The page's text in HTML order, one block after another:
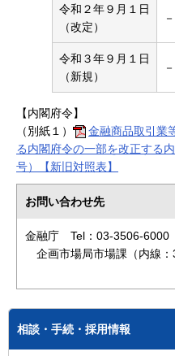
令和２年９月１日
（改定）
－
令和３年９月１日
（新規）
－
【内閣府令】
（別紙１）
金融商品取引業
る内閣府令の一部を改正する
号）【新旧対照表】
お問い合わせ先
金融庁 Tel：03-3506-6000
企画市場局市場課（内線：
相談・手続・採用情報